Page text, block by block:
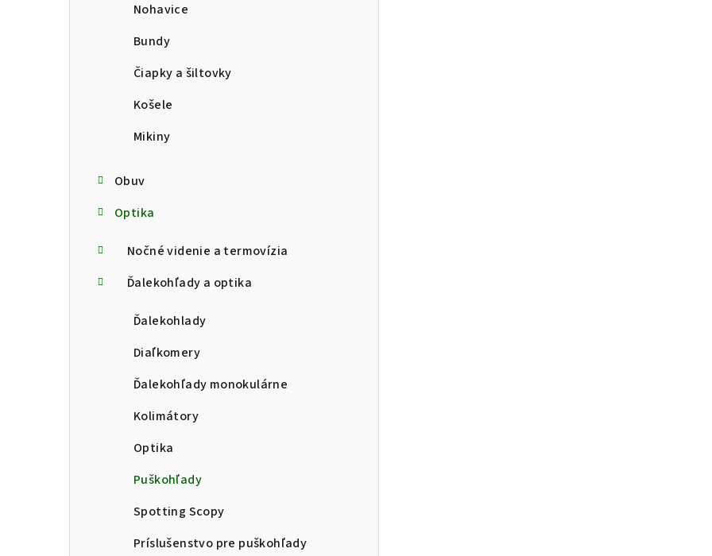
Nohavice
Bundy
Čiapky a šiltovky
Košele
Mikiny
Obuv
Optika
Nočné videnie a termovízia
Ďalekohľady a optika
Ďalekohlady
Diaľkomery
Ďalekohľady monokulárne
Kolimátory
Optika
Puškohľady
Spotting Scopy
Príslušenstvo pre puškohľady